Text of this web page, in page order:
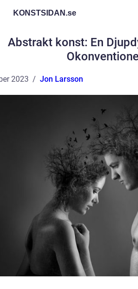
KONSTSIDAN.se
Abstrakt konst: En
2023 Jon Larsson